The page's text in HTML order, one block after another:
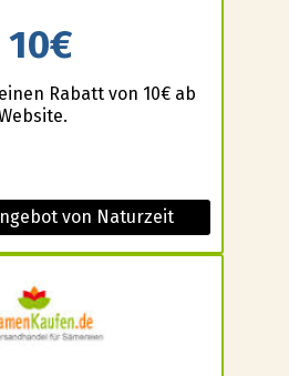
10€
Rabatt von 10€ ab
von Naturzeit